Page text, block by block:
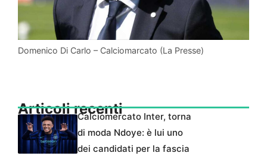
Domenico Di Carlo – Calciomarcato (La Presse)
Articoli recentiCalciomercato Inter, torna
di moda Ndoye: è lui uno
dei candidati per la fascia